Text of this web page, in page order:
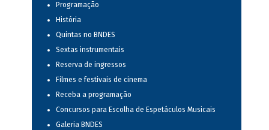
Programação
História
Quintas no BNDES
Sextas instrumentais
Reserva de ingressos
Filmes e festivais de cinema
Receba a programação
Concursos para Escolha de Espetáculos Musicais
Galeria BNDES